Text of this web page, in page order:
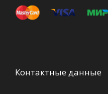
Контактные данные